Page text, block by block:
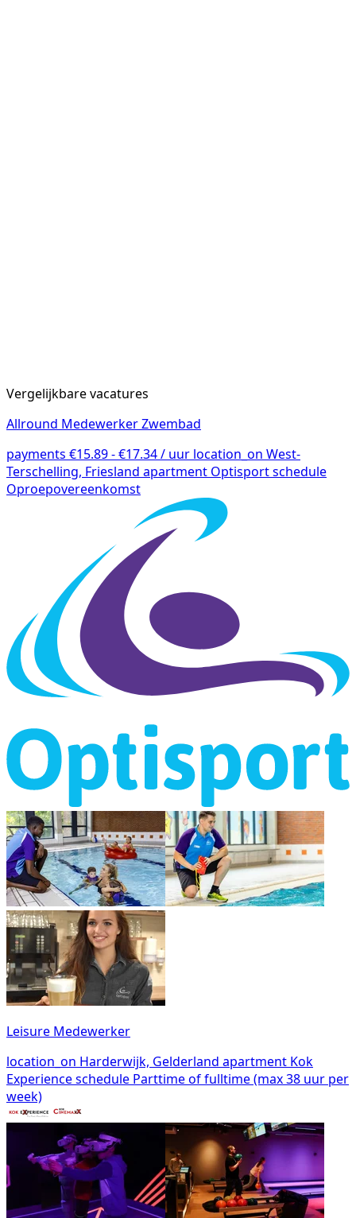
Vergelijkbare vacatures
Allround Medewerker Zwembad
payments €15.89 - €17.34 / uur location_on West-
Terschelling, Friesland apartment Optisportschedule
Oproepovereenkomst
Leisure Medewerker
location_on Harderwijk, Gelderland apartment Kok
Experienceschedule Parttime of fulltime (max 38 uur per
week)